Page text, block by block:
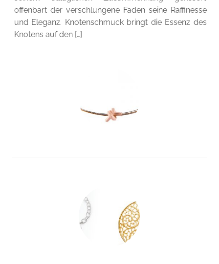
offenbart der verschlungene Faden seine Raffinesse
und Eleganz. Knotenschmuck bringt die Essenz des
Knotens auf den […]